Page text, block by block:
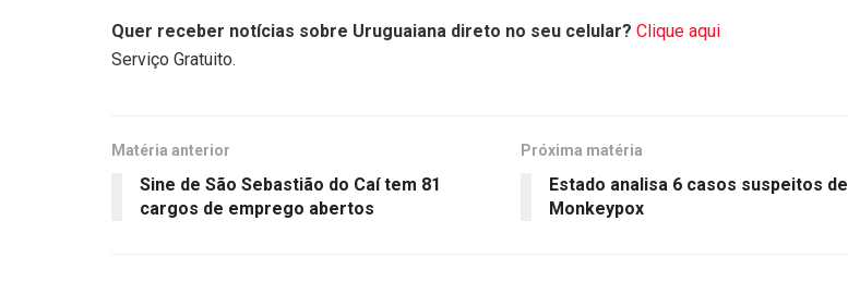
Quer receber notícias sobre Uruguaiana direto no seu celular? Clique aqui
Serviço Gratuito.
Matéria anterior
Sine de São Sebastião do Caí tem 81
cargos de emprego abertos
Próxima matéria
Estado analisa 6 casos suspeitos de
Monkeypox